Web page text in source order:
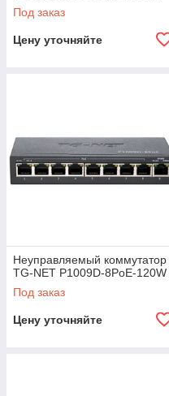
Под заказ
Цену уточняйте
Неуправляемый коммутатор
TG-NET P1009D-8PoE-120W
Под заказ
Цену уточняйте